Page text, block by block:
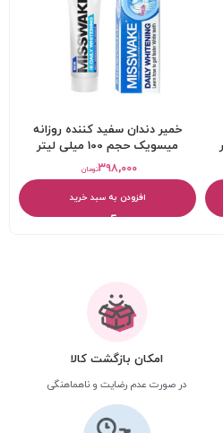
خمیر دندان سفید کننده روزانه
میسویک حجم 100 میلی لیتر
تومان۳۹۸,۰۰۰
افزودن به سبد خرید
امکان بازگشت کالا
در صورت عدم رضایت و ناهماهنگی